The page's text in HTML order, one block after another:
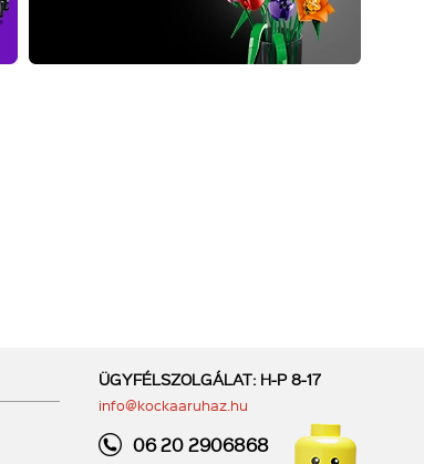
ÜGYFÉLSZOLGÁLAT: H-P 8-17
info@kockaaruhaz.hu
06 20 2906868